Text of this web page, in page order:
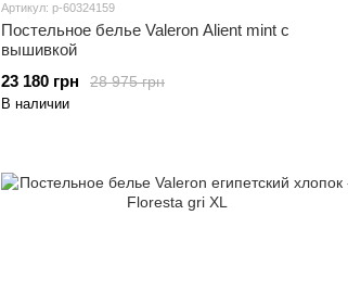
Артикул: p-60324159
Постельное белье Valeron Alient mint с
вышивкой
28 975 грн
23 180 грн
В наличии